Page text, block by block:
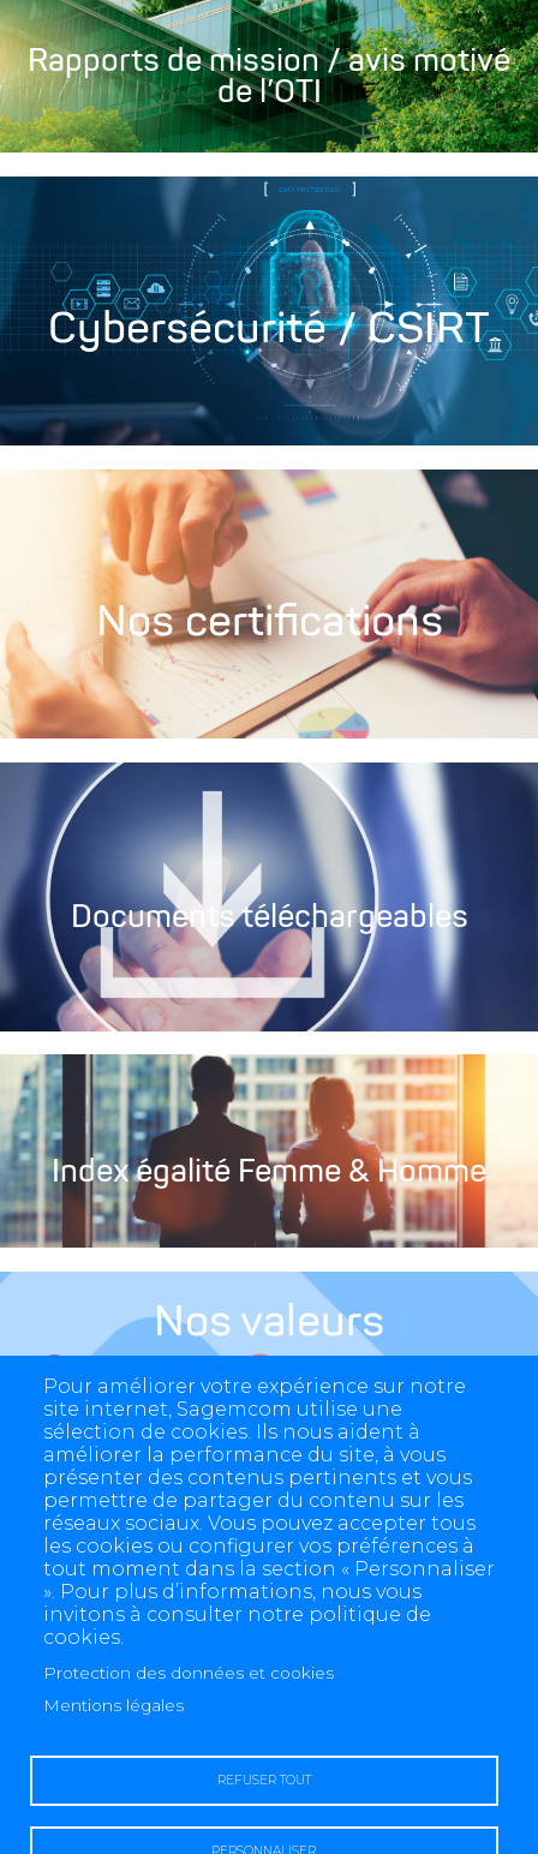
Rapports de mission / avis motivé
de l’OTI
Cybersécurité / CSIRT
Nos certifications
Documents téléchargeables
Index égalité Femme & Homme
Nos valeurs
Pour améliorer votre expérience sur notre
site internet, Sagemcom utilise une
sélection de cookies. Ils nous aident à
améliorer la performance du site, à vous
présenter des contenus pertinents et vous
permettre de partager du contenu sur les
réseaux sociaux. Vous pouvez accepter tous
les cookies ou configurer vos préférences à
tout moment dans la section « Personnaliser
». Pour plus d’informations, nous vous
invitons à consulter notre politique de
cookies.
Protection des données et cookies
Mentions légales
REFUSER TOUT
4 allée des Messageries, 92270 Bois-Colombes, France
+(33) 1 57 61 10 00